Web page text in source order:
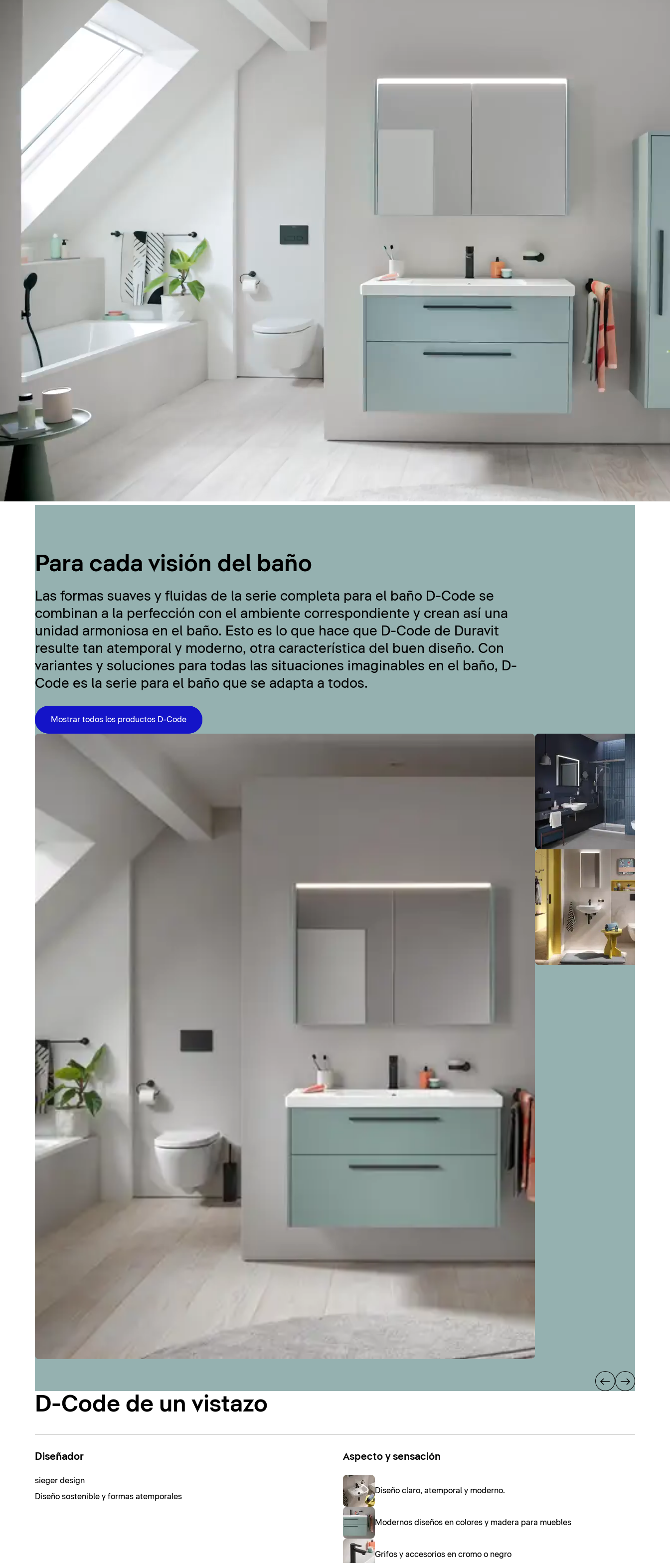
Para cada visión del baño
Las formas suaves y fluidas de la serie completa para el baño D-Code se
combinan a la perfección con el ambiente correspondiente y crean así una
unidad armoniosa en el baño. Esto es lo que hace que D-Code de Duravit
resulte tan atemporal y moderno, otra característica del buen diseño. Con
variantes y soluciones para todas las situaciones imaginables en el baño, D-
Code es la serie para el baño que se adapta a todos.
Mostrar todos los productos D-Code
D-Code de un vistazo
Diseñador
sieger design
Diseño sostenible y formas atemporales
Aspecto y sensación
Diseño claro, atemporal y moderno.
Modernos diseños en colores y madera para muebles
Grifos y accesorios en cromo o negro